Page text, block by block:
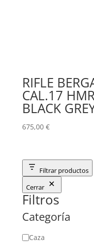
RIFLE
CAL.17
BLACK
675,00 €
Filtrar productos
Cerrar
Filtros
Categoría
Categoría
Caza